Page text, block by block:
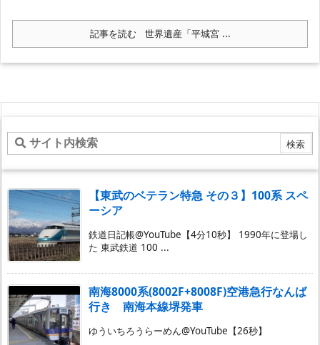
記事を読む 世界遺産「平城宮 ...
【東武のベテラン特急 その３】100系 スペ
ーシア
鉄道日記帳@YouTube【4分10秒】 1990年に登場し
た 東武鉄道 100 ...
南海8000系(8002F+8008F)空港急行なんば
行き 南海本線堺発車
ゆういちろうらーめん@YouTube【26秒】